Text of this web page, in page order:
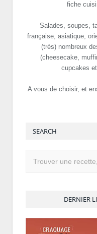
fiche
Salades, soupes,
française, asiatique,
(très) nombreux
(cheesecake,
cupcakes
A vous de choisir, et
SEARCH
DERNIER